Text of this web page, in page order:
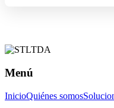
Menú
InicioQuiénes somos